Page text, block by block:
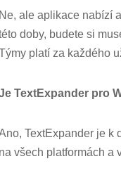
Ne, ale aplikace nabízí a
doby, budete si
platí za každého
TextExpander pro
TextExpander je k
na všech platformách a